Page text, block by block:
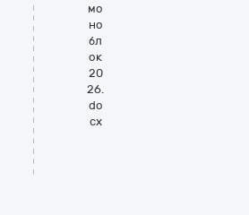
мо
но
бл
ок
20
26.
do
cx